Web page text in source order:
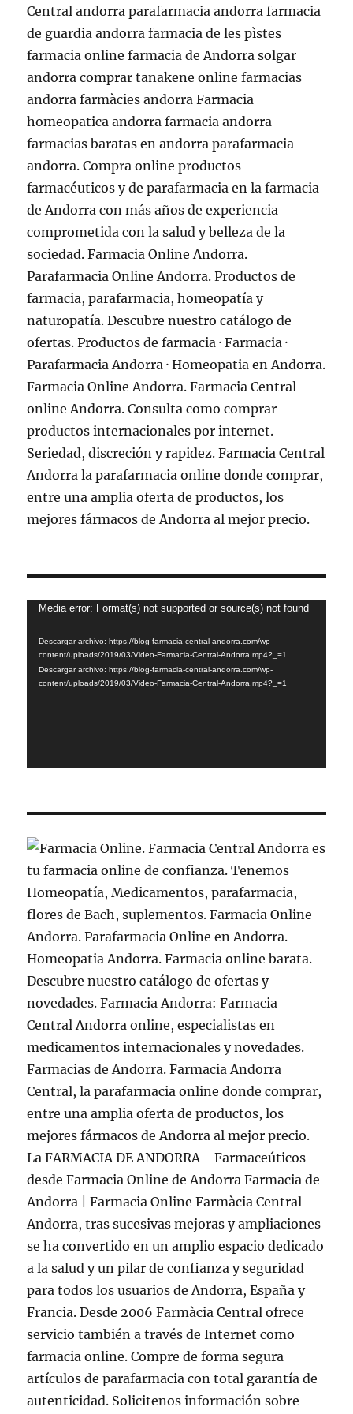
Reproductor
vídeo
Media error: Format(s) not supported or source(s) not found
Descargar archivo: https://blog-farmacia-central-andorra.com/wp-
content/uploads/2019/03/Video-Farmacia-Central-Andorra.mp4?_=1
Descargar archivo: https://blog-farmacia-central-andorra.com/wp-
content/uploads/2019/03/Video-Farmacia-Central-Andorra.mp4?_=1